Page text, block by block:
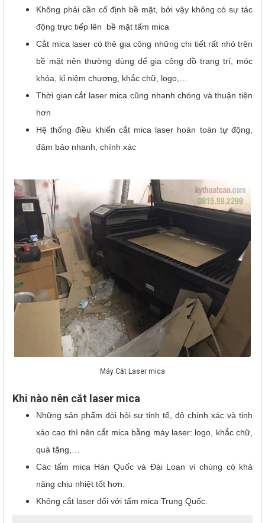
Không phải cần cố định bề mặt, bởi vậy không có sự tác
động trực tiếp lên bề mặt tấm mica
Cắt mica laser có thẻ gia công những chi tiết rất nhỏ trên
bề mặt nên thường dùng để gia công đồ trang trí, móc
khóa, kỉ niệm chương, khắc chữ, logo,…
Thời gian cắt laser mica cũng nhanh chóng và thuận tiện
hơn
Hệ thống điều khiển cắt mica laser hoàn toàn tự động,
đảm bảo nhanh, chính xác
Máy Cắt Laser mica
Khi nào nên cắt laser mica
Những sản phẩm đòi hỏi sự tinh tế, độ chính xác và tinh
xảo cao thì nên cắt mica bằng máy laser: logo, khắc chữ,
quà tặng,…
Các tấm mica Hàn Quốc và Đài Loan vì chúng có khả
năng chịu nhiệt tốt hơn.
Không cắt laser đối với tấm mica Trung Quốc.